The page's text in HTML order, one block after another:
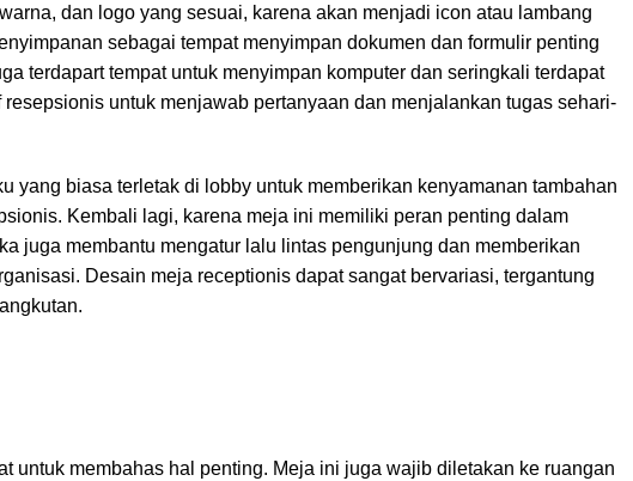
dan logo yang sesuai, karena akan menjadi icon atau lambang
sebagai tempat menyimpan dokumen dan formulir penting
terdapart tempat untuk menyimpan komputer dan seringkali terdapat
untuk menjawab pertanyaan dan menjalankan tugas sehari-
yang biasa terletak di lobby untuk memberikan kenyamanan tambahan
Kembali lagi, karena meja ini memiliki peran penting dalam
juga membantu mengatur lalu lintas pengunjung dan memberikan
Desain meja receptionis dapat sangat bervariasi, tergantung
untuk membahas hal penting. Meja ini juga wajib diletakan ke ruangan